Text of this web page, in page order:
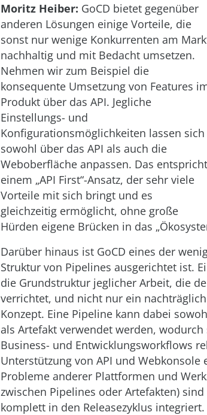
Moritz Heiber: GoCD bietet gegenüber
anderen Lösungen einige Vorteile, die
sonst nur wenige Konkurrenten am
nachhaltig und mit Bedacht umsetzen.
Nehmen wir zum Beispiel die
konsequente Umsetzung von Features
Produkt über das API. Jegliche
Einstellungs- und
Konfigurationsmöglichkeiten lassen sich
sowohl über das API als auch die
Weboberfläche anpassen. Das entspricht
einem „API First“-Ansatz, der sehr viele
Vorteile mit sich bringt und es
gleichzeitig ermöglicht, ohne große
Hürden eigene Brücken in das
Darüber hinaus ist GoCD eines der
Struktur von Pipelines ausgerichtet ist.
die Grundstruktur jeglicher Arbeit, die
verrichtet, und nicht nur ein
Konzept. Eine Pipeline kann dabei
als Artefakt verwendet werden,
Business- und Entwicklungsworkflows
Unterstützung von API und
Probleme anderer Plattformen und
zwischen Pipelines oder Artefakten)
komplett in den Releasezyklus integriert.